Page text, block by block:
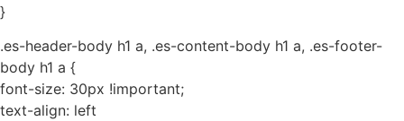
}
.es-header-body h1 a, .es-content-body h1 a, .es-footer-
body h1 a {
font-size: 30px !important;
text-align: left